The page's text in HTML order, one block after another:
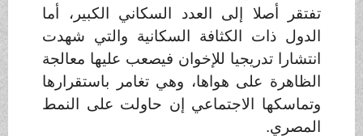
تفتقر أصلا إلى العدد السكاني الكبير، أما
الدول ذات الكثافة السكانية والتي شهدت
انتشارا تدريجيا للإخوان فيصعب عليها معالجة
الظاهرة على هواها، وهي تغامر باستقرارها
وتماسكها الاجتماعي إن حاولت على النمط
المصري